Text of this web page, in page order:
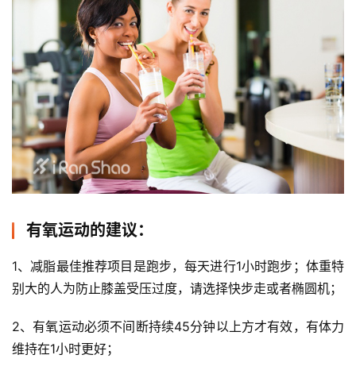
察
装
备
训
练
视
用
精
选
有氧运动的建议：
1、减脂最佳推荐项目是跑步，每天进行1小时跑步；体重特
别大的人为防止膝盖受压过度，请选择快步走或者椭圆机；
2、有氧运动必须不间断持续45分钟以上方才有效，有体力
维持在1小时更好；